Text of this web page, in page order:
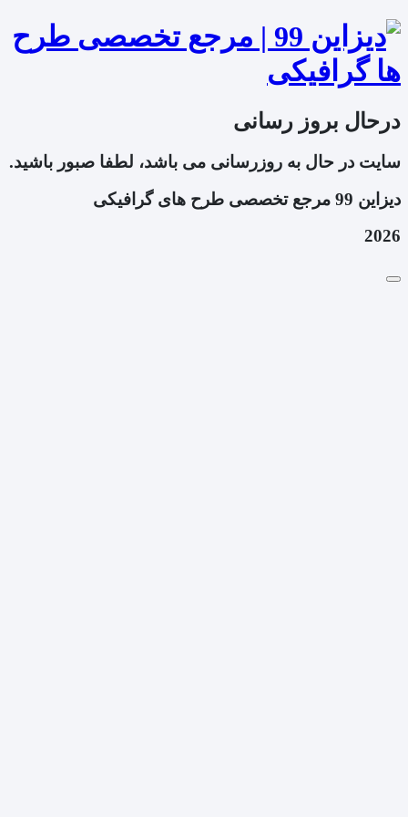
درحال بروز رسانی
سایت در حال به روزرسانی می باشد، لطفا صبور باشید.
دیزاین 99 مرجع تخصصی طرح های گرافیکی
2026